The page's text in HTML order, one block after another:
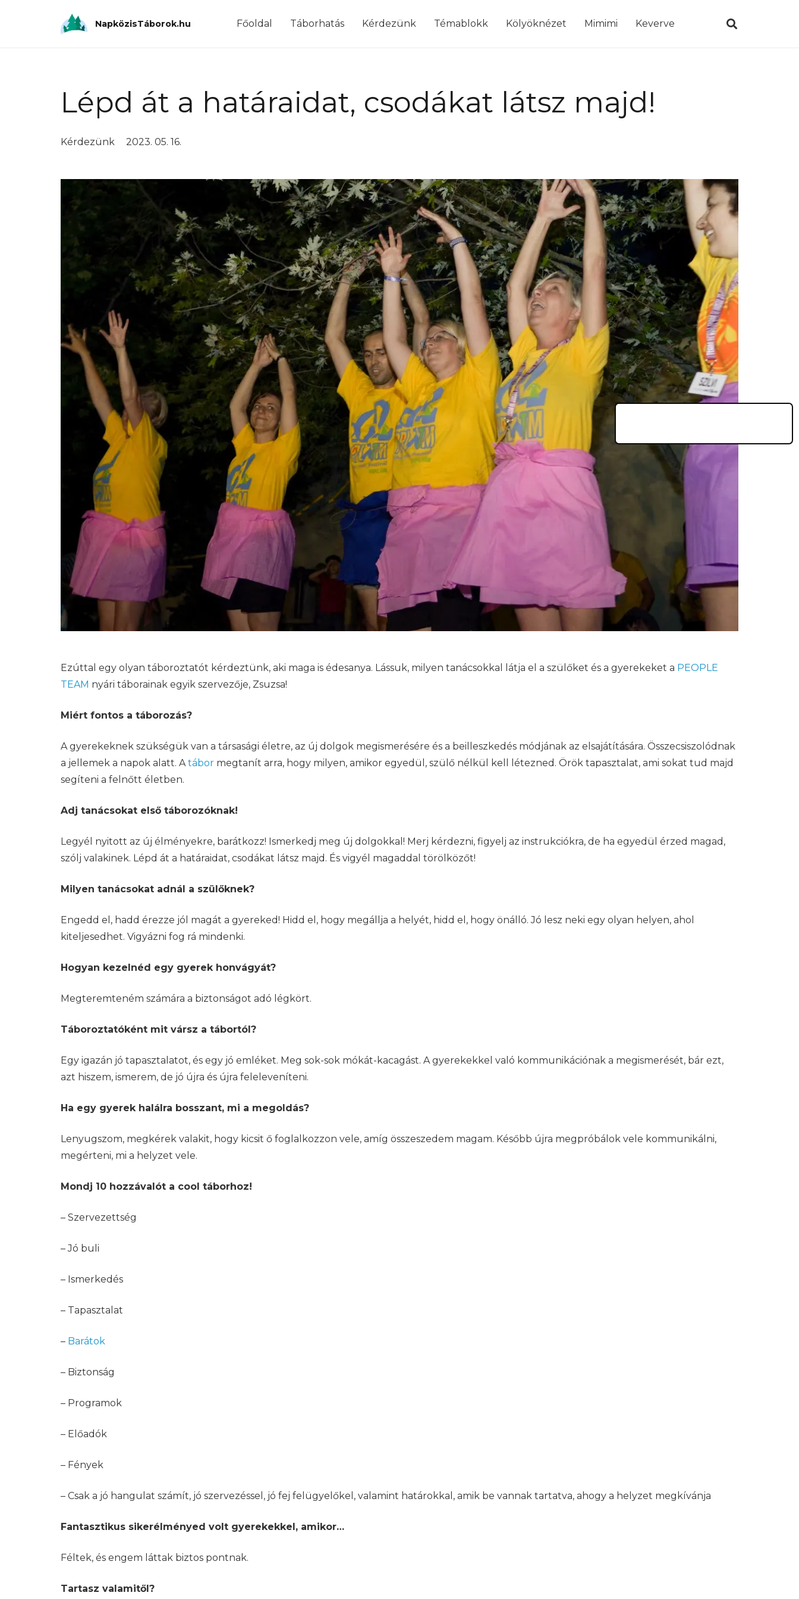
NapközisTáborok.hu Főoldal Táborhatás Kérdezünk Témablokk Kölyöknézet Mimimi Keverve
Lépd át a határaidat, csodákat látsz majd!
Kérdezünk 2023. 05. 16.
Ezúttal egy olyan táboroztatót kérdeztünk, aki maga is édesanya. Lássuk, milyen tanácsokkal látja el a szülőket és a gyerekeket a PEOPLE
TEAM nyári táborainak egyik szervezője, Zsuzsa!
Miért fontos a táborozás?
A gyerekeknek szükségük van a társasági életre, az új dolgok megismerésére és a beilleszkedés módjának az elsajátítására. Összecsiszolódnak
a jellemek a napok alatt. Atábor megtanít arra, hogy milyen, amikor egyedül, szülő nélkül kell létezned. Örök tapasztalat, ami sokat tud majd
segíteni a felnőtt életben.
Adj tanácsokat első táborozóknak!
Legyél nyitott az új élményekre, barátkozz! Ismerkedj meg új dolgokkal! Merj kérdezni, figyelj az instrukciókra, de ha egyedül érzed magad,
szólj valakinek. Lépd át a határaidat, csodákat látsz majd. És vigyél magaddal törölközőt!
Milyen tanácsokat adnál a szülőknek?
Engedd el, hadd érezze jól magát a gyereked! Hidd el, hogy megállja a helyét, hidd el, hogy önálló. Jó lesz neki egy olyan helyen, ahol
kiteljesedhet. Vigyázni fog rá mindenki.
Hogyan kezelnéd egy gyerek honvágyát?
Megteremteném számára a biztonságot adó légkört.
Táboroztatóként mit vársz a tábortól?
Egy igazán jó tapasztalatot, és egy jó emléket. Meg sok-sok mókát-kacagást. A gyerekekkel való kommunikációnak a megismerését, bár ezt,
azt hiszem, ismerem, de jó újra és újra feleleveníteni.
Ha egy gyerek halálra bosszant, mi a megoldás?
Lenyugszom, megkérek valakit, hogy kicsit ő foglalkozzon vele, amíg összeszedem magam. Később újra megpróbálok vele kommunikálni,
megérteni, mi a helyzet vele.
Mondj 10 hozzávalót a cool táborhoz!
– Szervezettség
– Jó buli
– Ismerkedés
– Tapasztalat
– Barátok
– Biztonság
– Programok
– Előadók
– Fények
– Csak a jó hangulat számít, jó szervezéssel, jó fej felügyelőkel, valamint határokkal, amik be vannak tartatva, ahogy a helyzet megkívánja
Fantasztikus sikerélményed volt gyerekekkel, amikor…
Féltek, és engem láttak biztos pontnak.
Tartasz valamitől?